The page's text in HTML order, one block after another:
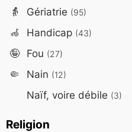
👵 Gériatrie (95)
🦽 Handicap (43)
🤪 Fou (27)
🤏 Nain (12)
Naïf, voire débile (3)
Religion